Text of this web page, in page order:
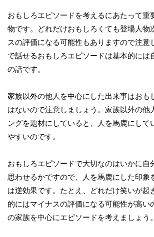
おもしろエピソードを考えるにあたって重
物です。どれだけおもしろくても登場人物
スの評価になる可能性もありますので注意
で話せるおもしろエピソードは基本的には
の話です。
家族以外の他人を中心にした出来事はおも
はないので注意しましょう。家族以外の他
ングを題材にしていると、人を馬鹿にして
やすいのです。
おもしろエピソードで大切なのはいかに自
思わせるかですので、人を馬鹿にした印象
は逆効果です。たとえ、どれだけ笑いが起
的にはマイナスの評価になる可能性が高い
の家族を中心にエピソードを考えましょう。